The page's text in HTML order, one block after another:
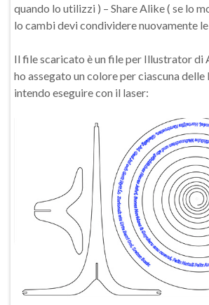
quando lo utilizzi ) – Share Alike ( se lo
lo cambi devi condividere nuovamente
Il file scaricato è un file per Illustrator di
ho assegato un colore per ciascuna
intendo eseguire con il laser: